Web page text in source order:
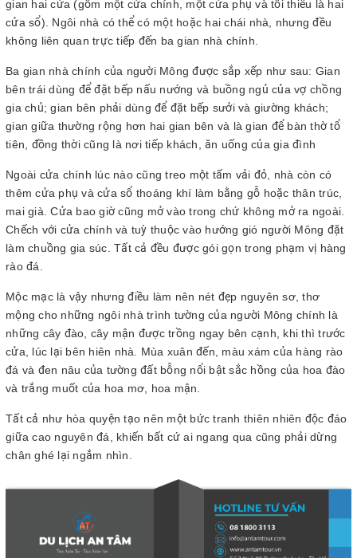
gian hai cửa (gồm một cửa chính, một cửa phụ và tối thiểu là hai
cửa sổ). Ngôi nhà có thể có một hoặc hai chái nhà, nhưng đều
không liên quan trực tiếp đến ba gian nhà chính.
Ba gian nhà chính của người Mông được sắp xếp như sau: Gian
bên trái dùng để đặt bếp nấu nướng và buồng ngủ của vợ chồng
gia chủ; gian bên phải dùng để đặt bếp sưởi và giường khách;
gian giữa thường rộng hơn hai gian bên và là gian để bàn thờ tổ
tiên, đồng thời cũng là nơi tiếp khách, ăn uống của gia đình
Ngoài cửa chính lúc nào cũng treo một tấm vải đỏ, nhà còn có
thêm cửa phụ và cửa sổ thoáng khí làm bằng gỗ hoặc thân trúc,
mai già. Cửa bao giờ cũng mở vào trong chứ không mở ra ngoài.
Chếch với cửa chính và tuỳ thuộc vào hướng gió người Mông đặt
làm chuồng gia súc. Tất cả đều được gói gọn trong phạm vị hàng
rào đá.
Mộc mạc là vậy nhưng điều làm nên nét đẹp nguyên sơ, thơ
mộng cho những ngôi nhà trình tường của người Mông chính là
những cây đào, cây mận được trồng ngay bên cạnh, khi thì trước
cửa, lúc lại bên hiên nhà. Mùa xuân đến, màu xám của hàng rào
đá và đen nâu của tường đất bỗng nổi bật sắc hồng của hoa đào
và trắng muốt của hoa mơ, hoa mận.
Tất cả như hòa quyện tạo nên một bức tranh thiên nhiên độc đáo
giữa cao nguyên đá, khiến bất cứ ai ngang qua cũng phải dừng
chân ghé lại ngắm nhìn.